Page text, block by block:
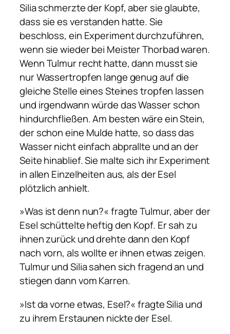
Silia schmerzte der Kopf, aber sie glaubte,
dass sie es verstanden hatte. Sie
beschloss, ein Experiment durchzuführen,
wenn sie wieder bei Meister Thorbad waren.
Wenn Tulmur recht hatte, dann musst sie
nur Wassertropfen lange genug auf die
gleiche Stelle eines Steines tropfen lassen
und irgendwann würde das Wasser schon
hindurchfließen. Am besten wäre ein Stein,
der schon eine Mulde hatte, so dass das
Wasser nicht einfach abprallte und an der
Seite hinablief. Sie malte sich ihr Experiment
in allen Einzelheiten aus, als der Esel
plötzlich anhielt.
»Was ist denn nun?« fragte Tulmur, aber der
Esel schüttelte heftig den Kopf. Er sah zu
ihnen zurück und drehte dann den Kopf
nach vorn, als wollte er ihnen etwas zeigen.
Tulmur und Silia sahen sich fragend an und
stiegen dann vom Karren.
»Ist da vorne etwas, Esel?« fragte Silia und
zu ihrem Erstaunen nickte der Esel.